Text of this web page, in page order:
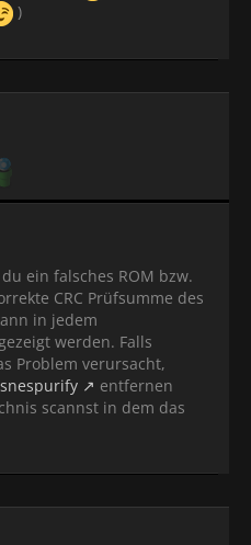
)
ein falsches ROM bzw.
CRC Prüfsumme des
in jedem
werden. Falls
Problem verursacht,
snespurify
entfernen
scannst in dem das